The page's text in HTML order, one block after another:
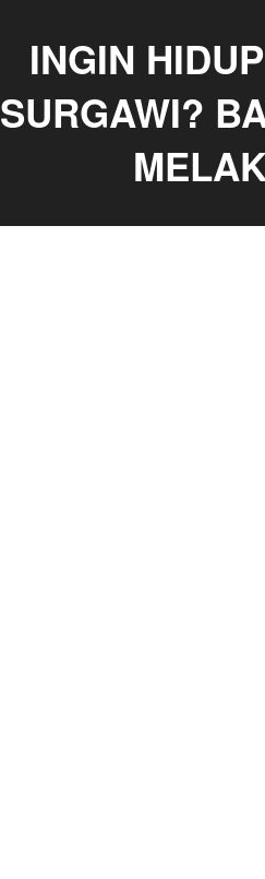
INGIN
SURGAWI?